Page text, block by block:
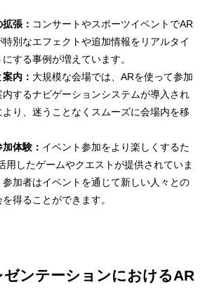
張： コンサートやスポーツイベントでAR
別なエフェクトや追加情報をリアルタイ
する事例が増えています。
内： 大規模な会場では、ARを使って参加
するナビゲーションシステムが導入され
り、迷うことなくスムーズに会場内を移
体験： イベント参加をより楽しくするた
用したゲームやクエストが提供されていま
加者はイベントを通じて新しい人々との
得ることができます。
ゼンテーションにおけるAR